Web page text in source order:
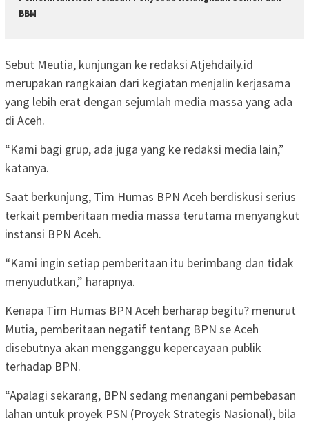
BBM
Sebut Meutia, kunjungan ke redaksi Atjehdaily.id
merupakan rangkaian dari kegiatan menjalin kerjasama
yang lebih erat dengan sejumlah media massa yang ada
di Aceh.
“Kami bagi grup, ada juga yang ke redaksi media lain,”
katanya.
Saat berkunjung, Tim Humas BPN Aceh berdiskusi serius
terkait pemberitaan media massa terutama menyangkut
instansi BPN Aceh.
“Kami ingin setiap pemberitaan itu berimbang dan tidak
menyudutkan,” harapnya.
Kenapa Tim Humas BPN Aceh berharap begitu? menurut
Mutia, pemberitaan negatif tentang BPN se Aceh
disebutnya akan mengganggu kepercayaan publik
terhadap BPN.
“Apalagi sekarang, BPN sedang menangani pembebasan
lahan untuk proyek PSN (Proyek Strategis Nasional), bila